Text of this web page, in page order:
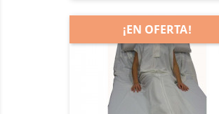
¡EN OFERTA!